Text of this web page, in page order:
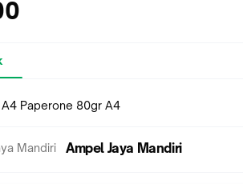
Paperone 80gr A4
Ampel Jaya Mandiri